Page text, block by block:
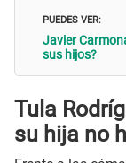
PUEDES VER:
Javier
sus hijos?
Tula
su hija no